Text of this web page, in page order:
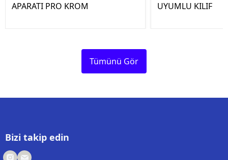
APARATI PRO KROM
UYUMLU KILIF
Tümünü Gör
Bizi takip edin